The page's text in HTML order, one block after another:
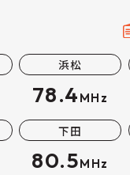
浜松
78.4 MHz
下田
80.5MHz